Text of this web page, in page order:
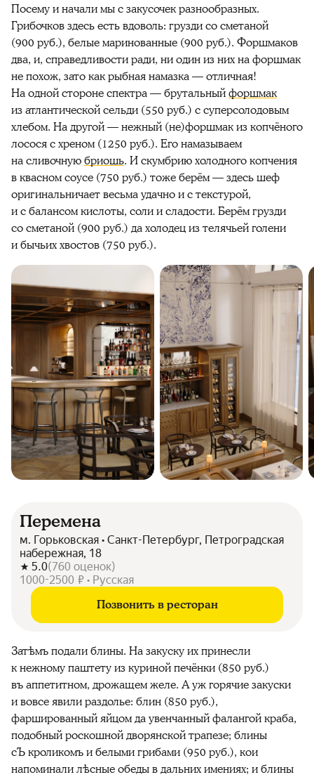
Посему и начали мы с закусочек разнообразных.
Грибочков здесь есть вдоволь: грузди со сметаной
(900 руб.), белые маринованные (900 руб.). Форшмаков
два, и, справедливости ради, ни один из них на форшмак
не похож, зато как рыбная намазка — отличная!
На одной стороне спектра — брутальныйфоршмак
из атлантической сельди (550 руб.) с суперсолодовым
хлебом. На другой — нежный (не)форшмак из копчёного
лосося с хреном (1250 руб.). Его намазываем
на сливочнуюбриошь. И скумбрию холодного копчения
в квасном соусе (750 руб.) тоже берём — здесь шеф
оригинальничает весьма удачно и с текстурой,
и с балансом кислоты, соли и сладости. Берём грузди
со сметаной (900 руб.) да холодец из телячьей голени
и бычьих хвостов (750 руб.).
Перемена
м. Горьковская • Санкт-Петербург, Петроградская
набережная, 18
5.0(760 оценок)
1000-2500 ₽ • Русская
Позвонить в ресторан
Затѣмъ подали блины. На закуску их принесли
к нежному паштету из куриной печёнки (850 руб.)
въ аппетитном, дрожащем желе. А уж горячие закуски
и вовсе явили раздолье: блин (850 руб.),
фаршированный яйцом да увенчанный фалангой краба,
подобный роскошной дворянской трапезе; блины
сЪ кроликомъ и белыми грибами (950 руб.), кои
напоминалилѣсныеобеды в дальних имениях; и блины